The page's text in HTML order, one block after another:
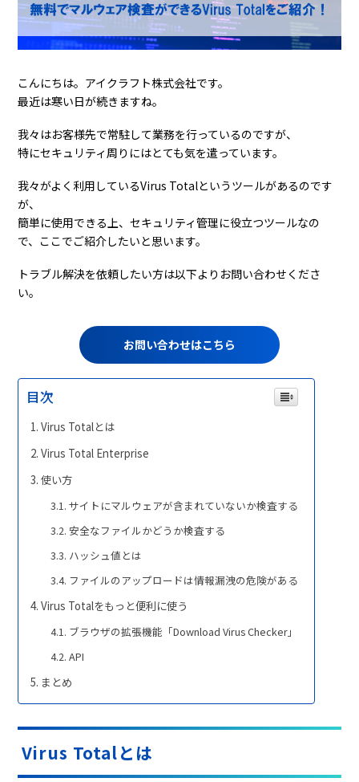
こんにちは。アイクラフト株式会社です。
最近は寒い日が続きますね。
我々はお客様先で常駐して業務を行っているのですが、
特にセキュリティ周りにはとても気を遣っています。
我々がよく利用しているVirus Totalというツールがあるのです
が、
簡単に使用できる上、セキュリティ管理に役立つツールなの
で、ここでご紹介したいと思います。
トラブル解決を依頼したい方は以下よりお問い合わせくださ
い。
お問い合わせはこちら
目次
Virus Totalとは
Virus Total Enterprise
使い方
サイトにマルウェアが含まれていないか検査する
安全なファイルかどうか検査する
ハッシュ値とは
ファイルのアップロードは情報漏洩の危険がある
Virus Totalをもっと便利に使う
ブラウザの拡張機能「Download Virus Checker」
API
まとめ
Virus Totalとは